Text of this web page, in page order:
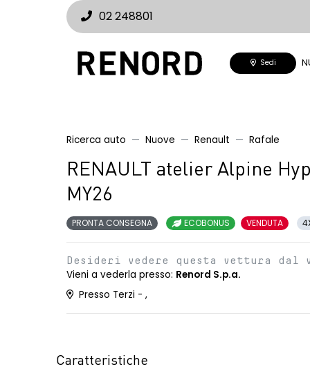
02 248801
Sedi
Ricerca auto Nuove Renault Rafale
RENAULT atelier Alpine
MY26
PRONTA CONSEGNA ECOBONUS VENDUTA
Desideri vedere questa vettura dal
Vieni a vederla presso: Renord S.p.a.
Presso Terzi - ,
Caratteristiche